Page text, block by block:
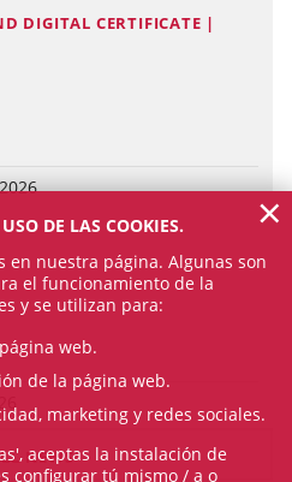
DIGITAL CERTIFICATE |
NEWS
DE LAS COOKIES.
en nuestra página. Algunas son
el funcionamiento de la
y se utilizan para:
web.
de la página web.
marketing y redes sociales.
aceptas la instalación de
configurar tú mismo / a o
×